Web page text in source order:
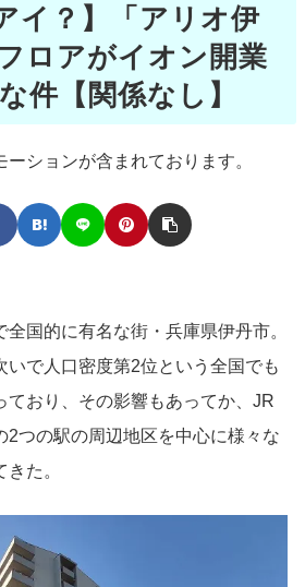
イ？】「アリオ伊
ロアがイオン開業
件【関係なし】
ションが含まれております。
国的に有名な街・兵庫県伊丹市。
いで人口密度第2位という全国でも
ており、その影響もあってか、JR
2つの駅の周辺地区を中心に様々な
た。